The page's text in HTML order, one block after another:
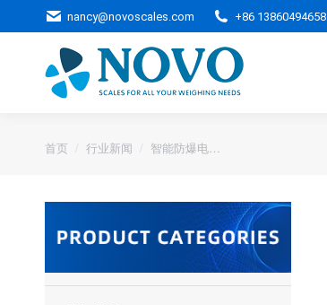
nancy@novoscales.com +86 13860494658
您的位置：
首页 行业新闻 智能防爆电…